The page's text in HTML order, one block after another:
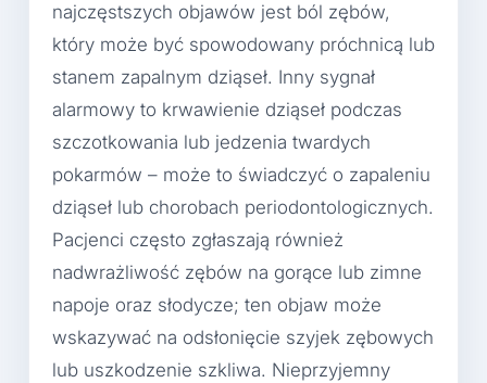
najczęstszych objawów jest ból zębów,
który może być spowodowany próchnicą lub
stanem zapalnym dziąseł. Inny sygnał
alarmowy to krwawienie dziąseł podczas
szczotkowania lub jedzenia twardych
pokarmów – może to świadczyć o zapaleniu
dziąseł lub chorobach periodontologicznych.
Pacjenci często zgłaszają również
nadwrażliwość zębów na gorące lub zimne
napoje oraz słodycze; ten objaw może
wskazywać na odsłonięcie szyjek zębowych
lub uszkodzenie szkliwa. Nieprzyjemny